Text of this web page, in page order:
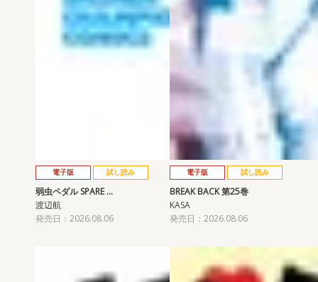
電子版 試し読み
弱虫ペダル SPARE …
渡辺航
発売日：2026.08.06
電子版 試し読み
BREAK BACK 第25巻
KASA
発売日：2026.08.06